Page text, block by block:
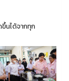
ขึ้นได้จากทุก